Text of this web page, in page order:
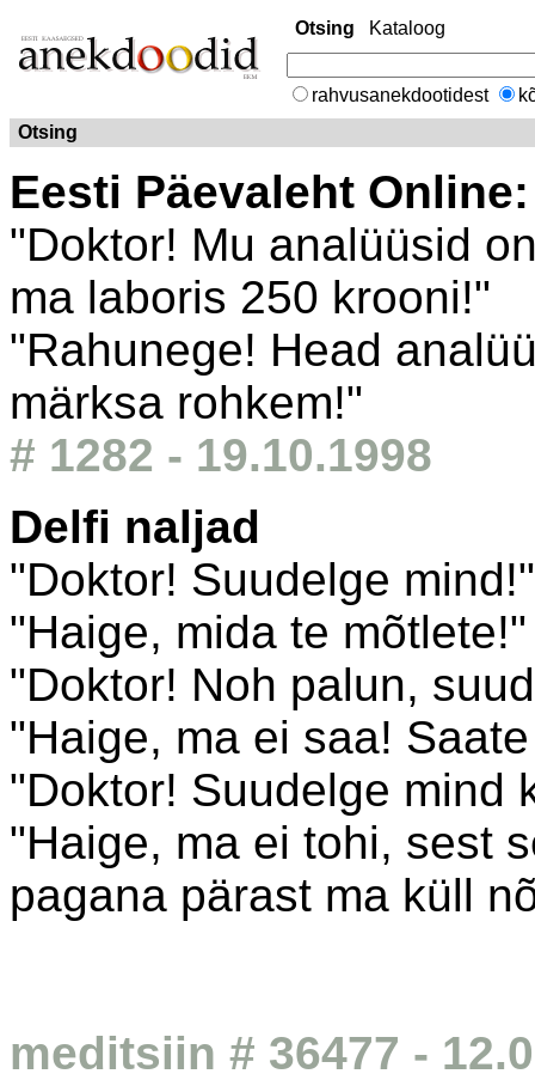
Otsing Kataloog
rahvusanekdootidest
Otsing
Eesti Päevaleht
"Doktor! Mu analüüsid
ma laboris 250 krooni!"
"Rahunege! Head
märksa rohkem!"
# 1282 - 19.10.1998
Delfi naljad
"Doktor! Suudelge mind!"
"Haige, mida te mõtlete!"
"Doktor! Noh palun,
"Haige, ma ei saa!
"Doktor! Suudelge mind
"Haige, ma ei tohi, sest
pagana pärast ma küll
meditsiin # 36477 -